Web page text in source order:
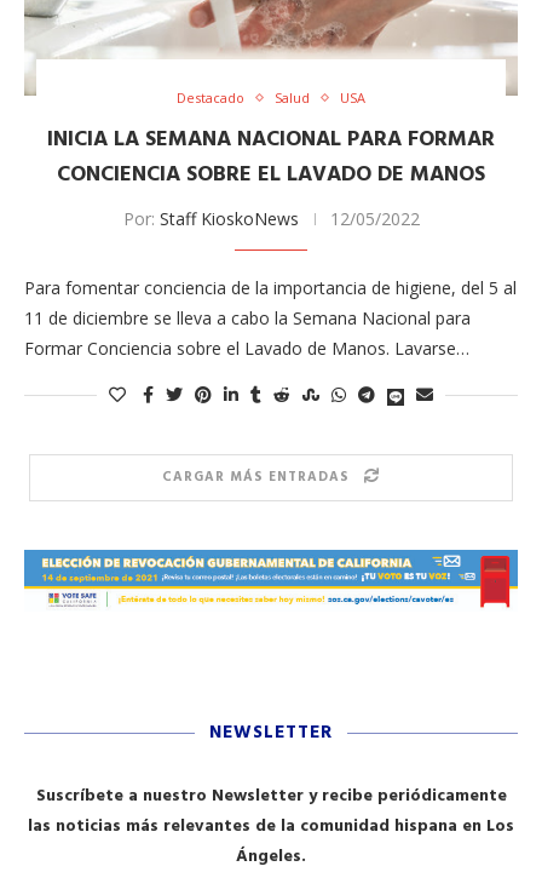
Destacado Salud USA
INICIA LA SEMANA NACIONAL PARA FORMAR
CONCIENCIA SOBRE EL LAVADO DE MANOS
Por: Staff KioskoNews 12/05/2022
Para fomentar conciencia de la importancia de higiene, del 5 al
11 de diciembre se lleva a cabo la Semana Nacional para
Formar Conciencia sobre el Lavado de Manos. Lavarse…
CARGAR MÁS ENTRADAS
NEWSLETTER
Suscríbete a nuestro Newsletter y recibe periódicamente
las noticias más relevantes de la comunidad hispana en Los
Ángeles.